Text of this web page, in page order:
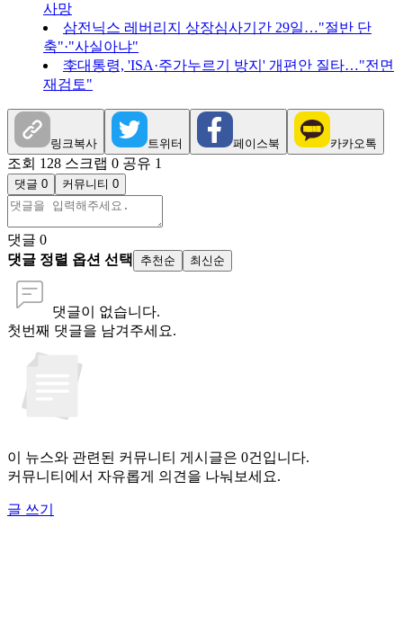
사망
삼전닉스 레버리지 상장심사기간 29일…"절반 단
축"·"사실아냐"
李대통령, 'ISA·주가누르기 방지' 개편안 질타…"전면
재검토"
링크복사 트위터 페이스북 카카오톡
조회 128 스크랩 0 공유 1
댓글 0 커뮤니티 0
댓글 0
댓글 정렬 옵션 선택
추천순 최신순
댓글이 없습니다.
첫번째 댓글을 남겨주세요.
이 뉴스와 관련된 커뮤니티 게시글은 0건입니다.
커뮤니티에서 자유롭게 의견을 나눠보세요.
글 쓰기